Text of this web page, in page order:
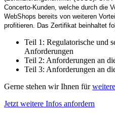
Concerto-Kunden, welche durch die
WebShops bereits von weiteren
profitieren. Das Zertifikat beinhaltet
Teil 1: Regulatorische und
Anforderungen
Teil 2: Anforderungen an
Teil 3: Anforderungen an
Gerne stehen wir Ihnen für
Jetzt weitere Infos anfordern